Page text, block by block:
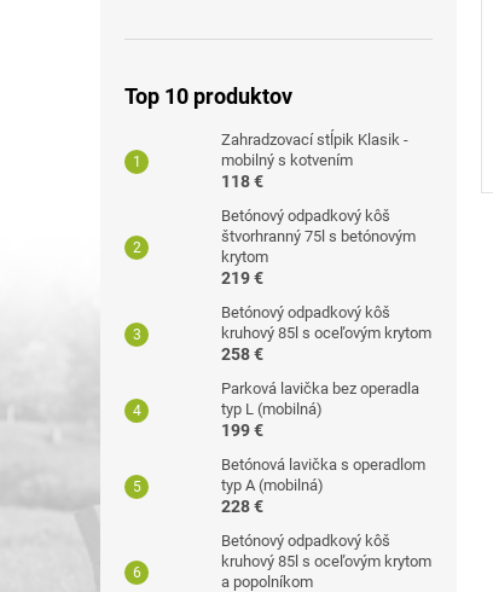
Top 10 produktov
Zahradzovací stĺpik Klasik -
mobilný s kotvením
118 €
Betónový odpadkový kôš
štvorhranný 75l s betónovým
krytom
219 €
Betónový odpadkový kôš
kruhový 85l s oceľovým krytom
258 €
Parková lavička bez operadla
typ L (mobilná)
199 €
Betónová lavička s operadlom
typ A (mobilná)
228 €
Betónový odpadkový kôš
kruhový 85l s oceľovým krytom
a popolníkom